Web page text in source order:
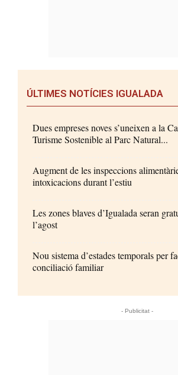
ÚLTIMES NOTÍCIES IGUALADA
Dues empreses noves s’uneixen a la
Turisme Sostenible al Parc Natural...
Augment de les inspeccions
intoxicacions durant l’estiu
Les zones blaves d’Igualada seran
l’agost
Nou sistema d’estades temporals per
conciliació familiar
- Publicitat -